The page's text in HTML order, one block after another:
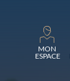
MON
ESPACE